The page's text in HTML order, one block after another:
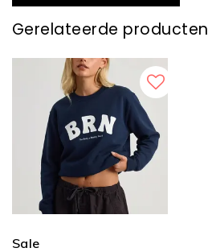
Gerelateerde producten
Sale